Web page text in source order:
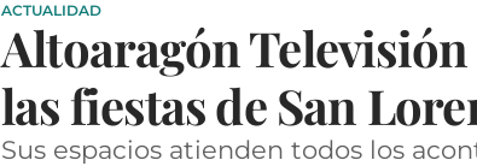
ACTUALIDAD
Altoaragón
las fiestas de San
Sus espacios atienden todos los